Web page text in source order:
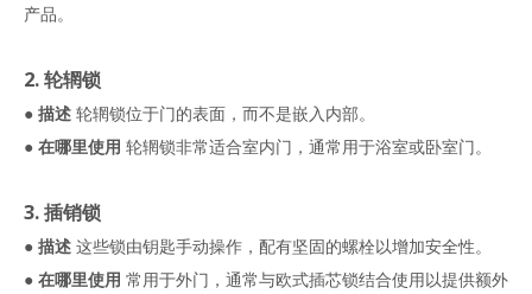
产品。
2. 轮辋锁
● 描述 轮辋锁位于门的表面，而不是嵌入内部。
● 在哪里使用 轮辋锁非常适合室内门，通常用于浴室或卧室门。
3. 插销锁
● 描述 这些锁由钥匙手动操作，配有坚固的螺栓以增加安全性。
● 在哪里使用 常用于外门，通常与欧式插芯锁结合使用以提供额外